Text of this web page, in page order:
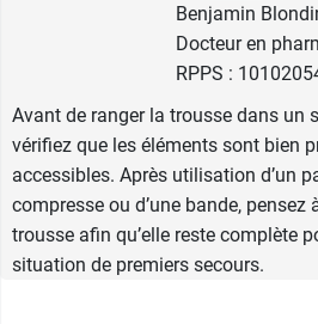
Que contient la
Biosynex ?
1 écharpe triangulaire
1 couverture de survie
2 bandes extensibles de
2 compresses
1 paire de gants vinyle
1 paire de ciseaux de 8 cm
Benjamin
Docteur en
RPPS :
Avant de ranger la trousse dans un
vérifiez que les éléments sont bien
accessibles. Après utilisation d’un
compresse ou d’une bande, pensez
trousse afin qu’elle reste complète
situation de premiers secours.